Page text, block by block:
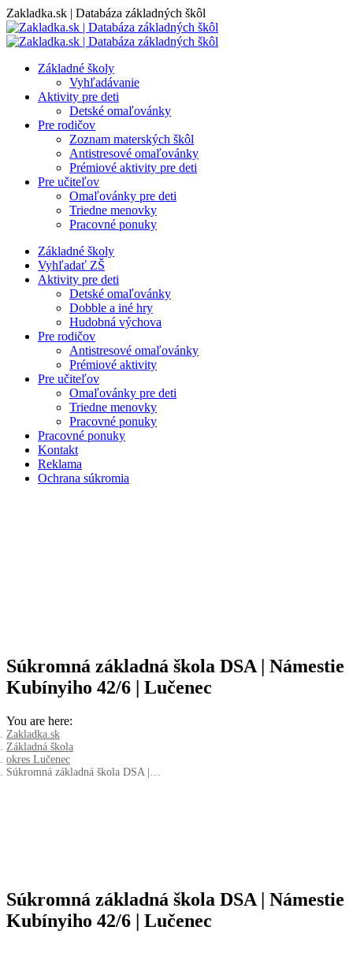
Skip
to
content
Zakladka.sk | Databáza základných škôl
Základné školy
Vyhľadávanie
Aktivity pre deti
Detské omaľovánky
Pre rodičov
Zoznam materských škôl
Antistresové omaľovánky
Prémiové aktivity pre deti
Pre učiteľov
Omaľovánky pre deti
Triedne menovky
Pracovné ponuky
Základné školy
Vyhľadať ZŠ
Aktivity pre deti
Detské omaľovánky
Dobble a iné hry
Hudobná výchova
Pre rodičov
Antistresové omaľovánky
Prémiové aktivity
Pre učiteľov
Omaľovánky pre deti
Triedne menovky
Pracovné ponuky
Pracovné ponuky
Kontakt
Reklama
Ochrana súkromia
Súkromná základná škola DSA | Námestie
Kubínyiho 42/6 | Lučenec
You are here:
Zakladka.sk
Základná škola
okres Lučenec
Súkromná základná škola DSA |…
Súkromná základná škola DSA | Námestie
Kubínyiho 42/6 | Lučenec